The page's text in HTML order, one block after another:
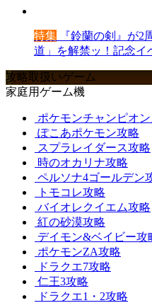
特集 『鈴蘭の剣』が2
道」を解禁ッ！記念イ
攻略取扱いゲーム
家庭用ゲーム機
ポケモンチャンピオ
ぽこあポケモン攻略
スプラレイダース攻略
時のオカリナ攻略
ペルソナ4ゴールデン
トモコレ攻略
バイオレクイエム攻略
紅の砂漠攻略
デイモン&ベイビー攻
ポケモンZA攻略
ドラクエ7攻略
仁王3攻略
ドラクエ1・2攻略